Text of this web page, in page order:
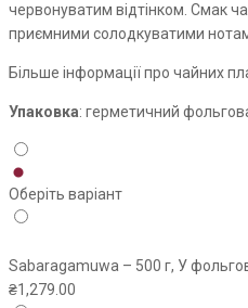
червонуватим відтінком. Смак
приємними солодкуватими
Більше інформації про чайних
Упаковка: герметичний
Оберіть варіант
Sabaragamuwa – 500 г, У
₴1,279.00